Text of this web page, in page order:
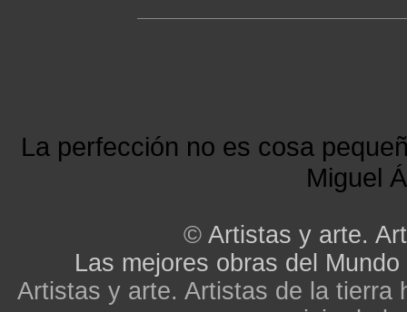
La perfección no es cosa
Miguel
© Artistas y arte.
Las mejores obras del Mundo
Artistas y arte. Artistas de la tierra